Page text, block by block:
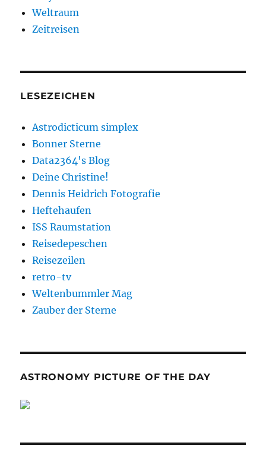
Weltraum
Zeitreisen
LESEZEICHEN
Astrodicticum simplex
Bonner Sterne
Data2364's Blog
Deine Christine!
Dennis Heidrich Fotografie
Heftehaufen
ISS Raumstation
Reisedepeschen
Reisezeilen
retro-tv
Weltenbummler Mag
Zauber der Sterne
ASTRONOMY PICTURE OF THE DAY